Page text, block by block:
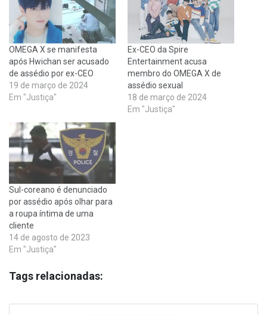
OMEGA X se manifesta
após Hwichan ser acusado
de assédio por ex-CEO
19 de março de 2024
Em "Justiça"
Ex-CEO da Spire
Entertainment acusa
membro do OMEGA X de
assédio sexual
18 de março de 2024
Em "Justiça"
Sul-coreano é denunciado
por assédio após olhar para
a roupa íntima de uma
cliente
14 de agosto de 2023
Em "Justiça"
Tags relacionadas: